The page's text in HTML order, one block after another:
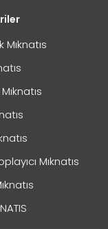
Mıknatıs
Mıknatıs